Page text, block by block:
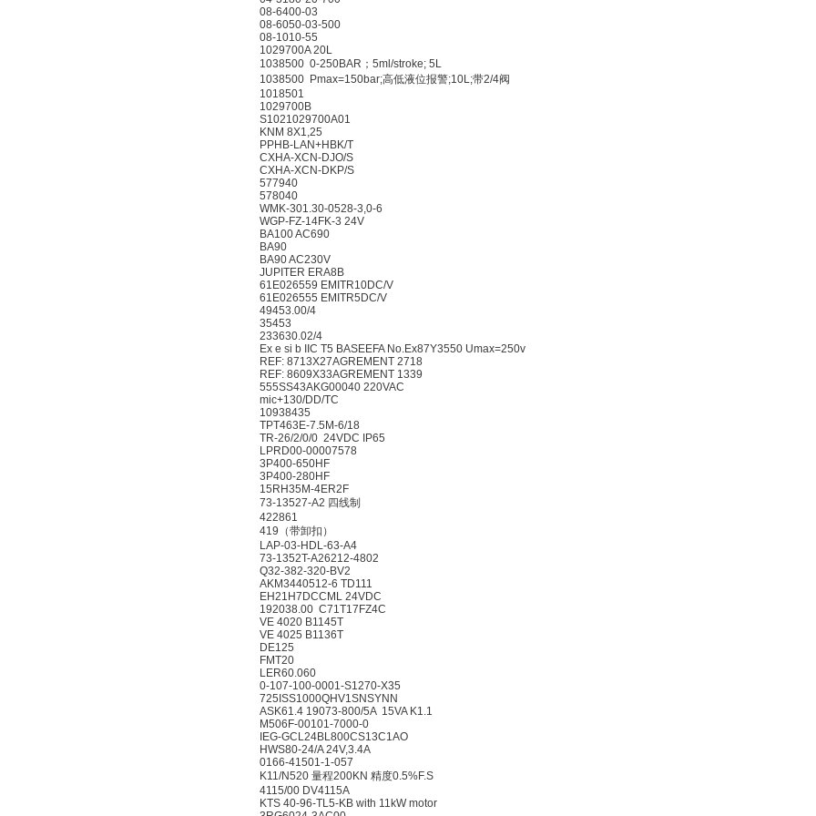
08-6400-03
08-6050-03-500
08-1010-55
1029700A 20L
1038500 0-250BAR；5ml/stroke; 5L
1038500 Pmax=150bar;高低液位报警;10L;带2/4阀
1018501
1029700B
S1021029700A01
KNM 8X1,25
PPHB-LAN+HBK/T
CXHA-XCN-DJO/S
CXHA-XCN-DKP/S
577940
578040
WMK-301.30-0528-3,0-6
WGP-FZ-14FK-3 24V
BA100 AC690
BA90
BA90 AC230V
JUPITER ERA8B
61E026559 EMITR10DC/V
61E026555 EMITR5DC/V
49453.00/4
35453
233630.02/4
Ex e si b IIC T5 BASEEFA No.Ex87Y3550 Umax=250v
REF: 8713X27AGREMENT 2718
REF: 8609X33AGREMENT 1339
555SS43AKG00040 220VAC
mic+130/DD/TC
10938435
TPT463E-7.5M-6/18
TR-26/2/0/0 24VDC IP65
LPRD00-00007578
3P400-650HF
3P400-280HF
15RH35M-4ER2F
73-13527-A2 四线制
422861
419（带卸扣）
LAP-03-HDL-63-A4
73-1352T-A26212-4802
Q32-382-320-BV2
AKM3440512-6 TD111
EH21H7DCCML 24VDC
192038.00 C71T17FZ4C
VE 4020 B1145T
VE 4025 B1136T
DE125
FMT20
LER60.060
0-107-100-0001-S1270-X35
725ISS1000QHV1SNSYNN
ASK61.4 19073-800/5A 15VA K1.1
M506F-00101-7000-0
IEG-GCL24BL800CS13C1AO
HWS80-24/A 24V,3.4A
0166-41501-1-057
K11/N520 量程200KN 精度0.5%F.S
4115/00 DV4115A
KTS 40-96-TL5-KB with 11kW motor